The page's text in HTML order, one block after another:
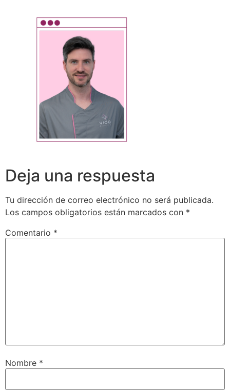
Deja una respuesta
Tu dirección de correo electrónico no será publicada.
Los campos obligatorios están marcados con *
Comentario *
Nombre *